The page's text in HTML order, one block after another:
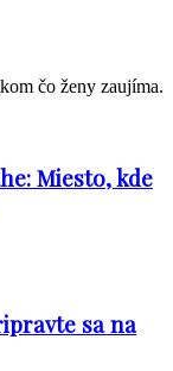
čo ženy zaujíma.
Miesto, kde
sa na